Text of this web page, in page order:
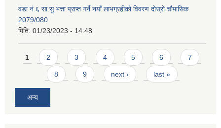
वडा नं ६ सा.सु भत्ता प्राप्त गर्ने नयाँ लाभग्रहीको विवरण दोस्रो चौमासिक
2079/080
मिति: 01/23/2023 - 14:48
Pages
1 2 3 4 5 6 7
8 9 next › last »
अन्य